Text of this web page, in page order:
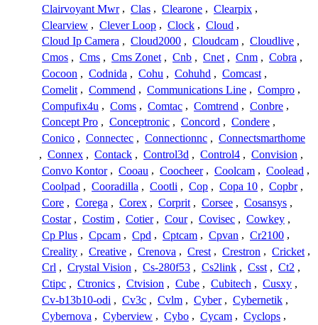
Clairvoyant Mwr , Clas , Clearone , Clearpix ,
Clearview , Clever Loop , Clock , Cloud ,
Cloud Ip Camera , Cloud2000 , Cloudcam , Cloudlive ,
Cmos , Cms , Cms Zonet , Cnb , Cnet , Cnm , Cobra ,
Cocoon , Codnida , Cohu , Cohuhd , Comcast ,
Comelit , Commend , Communications Line , Compro ,
Compufix4u , Coms , Comtac , Comtrend , Conbre ,
Concept Pro , Conceptronic , Concord , Condere ,
Conico , Connectec , Connectionnc , Connectsmarthome
, Connex , Contack , Control3d , Control4 , Convision ,
Convo Kontor , Cooau , Coocheer , Coolcam , Coolead ,
Coolpad , Cooradilla , Cootli , Cop , Copa 10 , Copbr ,
Core , Corega , Corex , Corprit , Corsee , Cosansys ,
Costar , Costim , Cotier , Cour , Covisec , Cowkey ,
Cp Plus , Cpcam , Cpd , Cptcam , Cpvan , Cr2100 ,
Creality , Creative , Crenova , Crest , Crestron , Cricket ,
Crl , Crystal Vision , Cs-280f53 , Cs2link , Csst , Ct2 ,
Ctipc , Ctronics , Ctvision , Cube , Cubitech , Cusxy ,
Cv-b13b10-odi , Cv3c , Cvlm , Cyber , Cybernetik ,
Cybernova , Cyberview , Cybo , Cycam , Cyclops ,